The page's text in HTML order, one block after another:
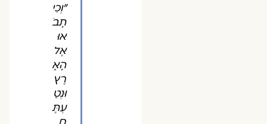
"וְכִי
תָבֹ
אוּ
אֶל
הָאָ
רֶץ
וּנְטַ
עְתֶּ